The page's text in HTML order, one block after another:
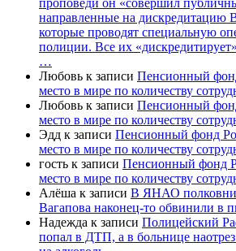
проповеди он «совершил
направленные на
которые проводят специальную
полиции. Все их
…
Любовь к записи Пенсионный
место в мире по количеству
Любовь к записи Пенсионный
место в мире по количеству
Эдд к записи Пенсионный фонд
место в мире по количеству
гость к записи Пенсионный фонд
место в мире по количеству
Алёша к записи В ЯНАО
Вагапова наконец-то обвинили в
Надежда к записи Полицейский
попал в ДТП, а в больнице наотрез